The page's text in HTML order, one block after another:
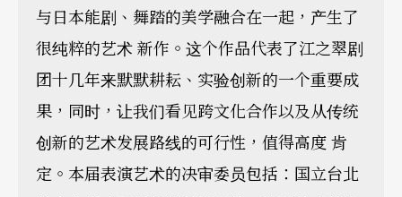
与日本能剧、舞踏的美学融合在一起，产生了
很纯粹的艺术 新作。这个作品代表了江之翠剧
团十几年来默默耕耘、实验创新的一个重要成
果，同时，让我们看见跨文化合作以及从传统
创新的艺术发展路线的可行性，值得高度 肯
定。本届表演艺术的决审委员包括：国立台北